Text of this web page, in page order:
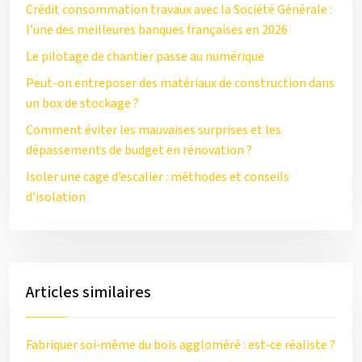
Crédit consommation travaux avec la Société Générale :
l’une des meilleures banques françaises en 2026
Le pilotage de chantier passe au numérique
Peut-on entreposer des matériaux de construction dans
un box de stockage ?
Comment éviter les mauvaises surprises et les
dépassements de budget en rénovation ?
Isoler une cage d’escalier : méthodes et conseils
d’isolation
Articles similaires
Fabriquer soi‑même du bois aggloméré : est‑ce réaliste ?